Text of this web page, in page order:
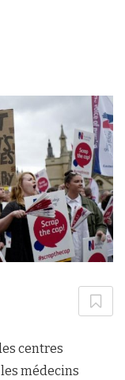
centres
médecins